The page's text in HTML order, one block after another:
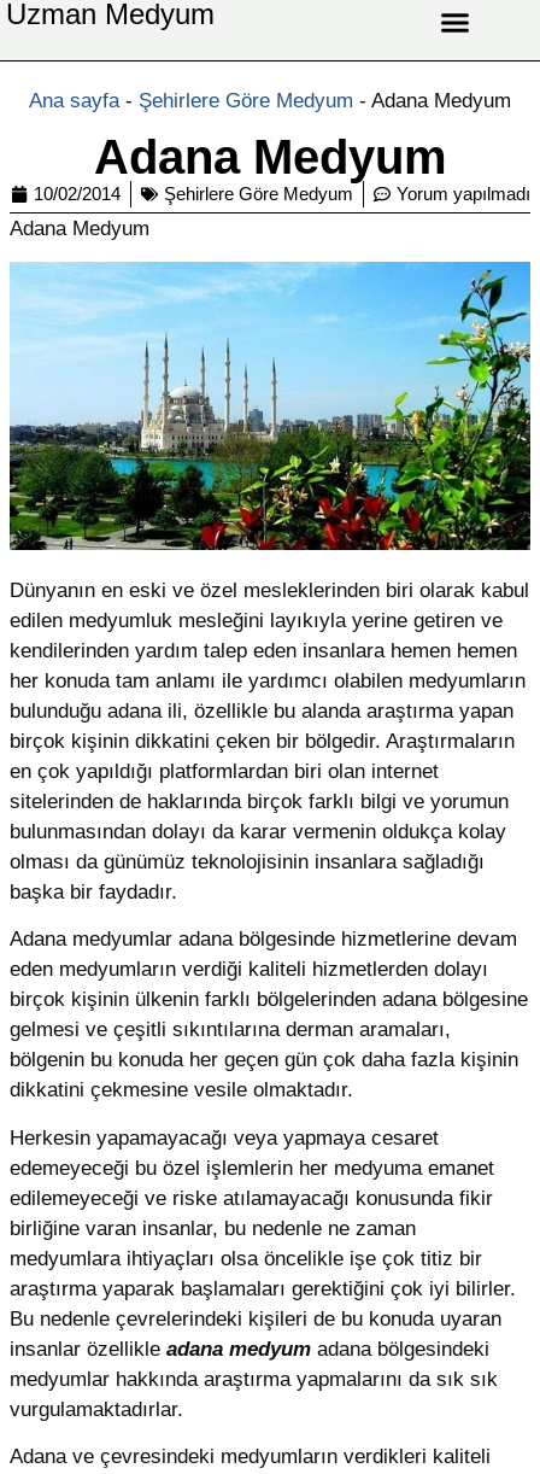
Uzman Medyum
Ana sayfa- Şehirlere Göre Medyum - Adana Medyum
Adana Medyum
10/02/2014 Şehirlere Göre Medyum Yorum yapılmadı
Adana Medyum
Dünyanın en eski ve özel mesleklerinden biri olarak kabul
edilen medyumluk mesleğini layıkıyla yerine getiren ve
kendilerinden yardım talep eden insanlara hemen hemen
her konuda tam anlamı ile yardımcı olabilen medyumların
bulunduğu adana ili, özellikle bu alanda araştırma yapan
birçok kişinin dikkatini çeken bir bölgedir. Araştırmaların
en çok yapıldığı platformlardan biri olan internet
sitelerinden de haklarında birçok farklı bilgi ve yorumun
bulunmasından dolayı da karar vermenin oldukça kolay
olması da günümüz teknolojisinin insanlara sağladığı
başka bir faydadır.
Adana medyumlar adana bölgesinde hizmetlerine devam
eden medyumların verdiği kaliteli hizmetlerden dolayı
birçok kişinin ülkenin farklı bölgelerinden adana bölgesine
gelmesi ve çeşitli sıkıntılarına derman aramaları,
bölgenin bu konuda her geçen gün çok daha fazla kişinin
dikkatini çekmesine vesile olmaktadır.
Herkesin yapamayacağı veya yapmaya cesaret
edemeyeceği bu özel işlemlerin her medyuma emanet
edilemeyeceği ve riske atılamayacağı konusunda fikir
birliğine varan insanlar, bu nedenle ne zaman
medyumlara ihtiyaçları olsa öncelikle işe çok titiz bir
araştırma yaparak başlamaları gerektiğini çok iyi bilirler.
Bu nedenle çevrelerindeki kişileri de bu konuda uyaran
insanlar özellikle adana medyum adana bölgesindeki
medyumlar hakkında araştırma yapmalarını da sık sık
vurgulamaktadırlar.
Adana ve çevresindeki medyumların verdikleri kaliteli